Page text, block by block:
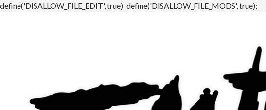
define('DISALLOW_FILE_EDIT', true); define('DISALLOW_FILE_MODS', true);